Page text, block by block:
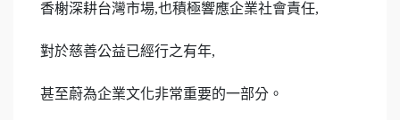
香榭深耕台灣市場,也積極響應企業社會責任,
對於慈善公益已經行之有年,
甚至蔚為企業文化非常重要的一部分。